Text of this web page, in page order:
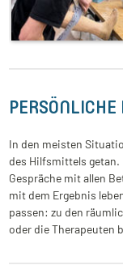
In den meisten
des Hilfsmittels
Gespräche mit allen
mit dem Ergebnis
passen: zu den
oder die Therapeuten